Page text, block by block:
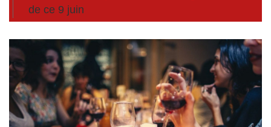
de ce 9 juin